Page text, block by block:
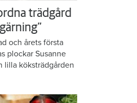
trädgård
och årets första
plockar Susanne
lilla köksträdgården